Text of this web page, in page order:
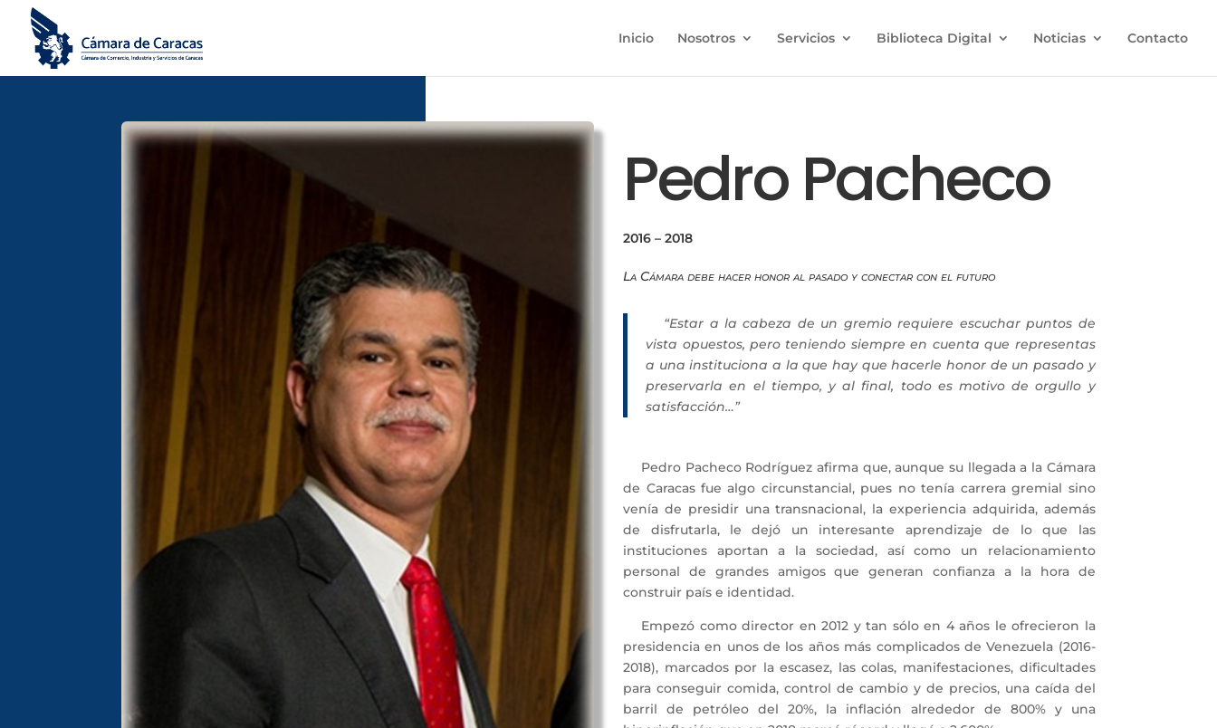
Inicio Nosotros Servicios Biblioteca Digital Noticias Contacto
Pedro Pacheco
2016 – 2018
La Cámara debe hacer honor al pasado y conectar con el futuro
“Estar a la cabeza de un gremio requiere escuchar puntos de
vista opuestos, pero teniendo siempre en cuenta que representas
a una instituciona a la que hay que hacerle honor de un pasado y
preservarla en el tiempo, y al final, todo es motivo de orgullo y
satisfacción…”
Pedro Pacheco Rodríguez afirma que, aunque su llegada a la Cámara
de Caracas fue algo circunstancial, pues no tenía carrera gremial sino
venía de presidir una transnacional, la experiencia adquirida, además
de disfrutarla, le dejó un interesante aprendizaje de lo que las
instituciones aportan a la sociedad, así como un relacionamiento
personal de grandes amigos que generan confianza a la hora de
construir país e identidad.
Empezó como director en 2012 y tan sólo en 4 años le ofrecieron la
presidencia en unos de los años más complicados de Venezuela (2016-
2018), marcados por la escasez, las colas, manifestaciones, dificultades
para conseguir comida, control de cambio y de precios, una caída del
barril de petróleo del 20%, la inflación alrededor de 800% y una